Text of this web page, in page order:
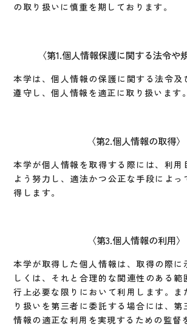
の取り扱いに慎重を期しております。
第1.個人情報保護に関する法令や
本学は、個人情報の保護に関する法令及
遵守し、個人情報を適正に取り扱います。
第2.個人情報の取得
本学が個人情報を取得する際には、利用
よう努力し、適法かつ公正な手段によっ
得します。
第3.個人情報の利用
本学が取得した個人情報は、取得の際に
しくは、それと合理的な関連性のある範
行上必要な限りにおいて利用します。ま
り扱いを第三者に委託する場合には、第
情報の適正な利用を実現するための監督